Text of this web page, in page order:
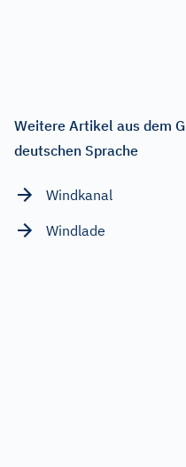
Weitere Artikel aus dem
deutschen Sprache
Windkanal
Windlade